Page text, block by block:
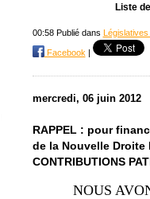
Liste
00:58 Publié dans Législatives
Facebook |
mercredi, 06 juin 2012
RAPPEL : pour
de la Nouvelle Droite
CONTRIBUTIONS
NOUS